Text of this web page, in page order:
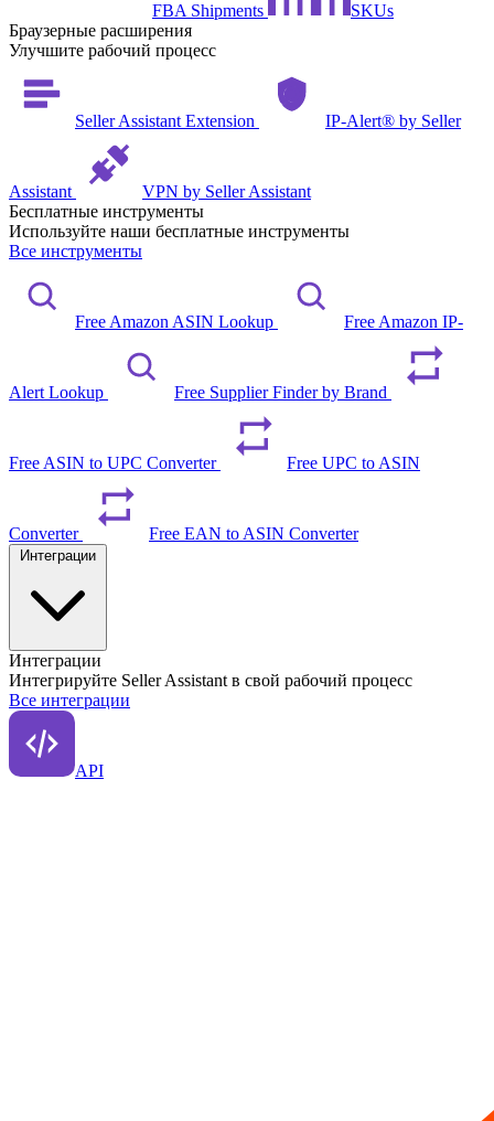
FBA Shipments
SKUs
Браузерные расширения
Улучшите рабочий процесс
Seller Assistant Extension IP-Alert® by Seller
Assistant
VPN by Seller Assistant
Бесплатные инструменты
Используйте наши бесплатные инструменты
Все инструменты
Free Amazon ASIN Lookup Free Amazon IP-
Alert Lookup Free Supplier Finder by Brand
Free ASIN to UPC Converter Free UPC to ASIN
Converter Free EAN to ASIN Converter
Интеграции
Интегрируйте Seller Assistant в свой рабочий процесс
Все интеграции
API